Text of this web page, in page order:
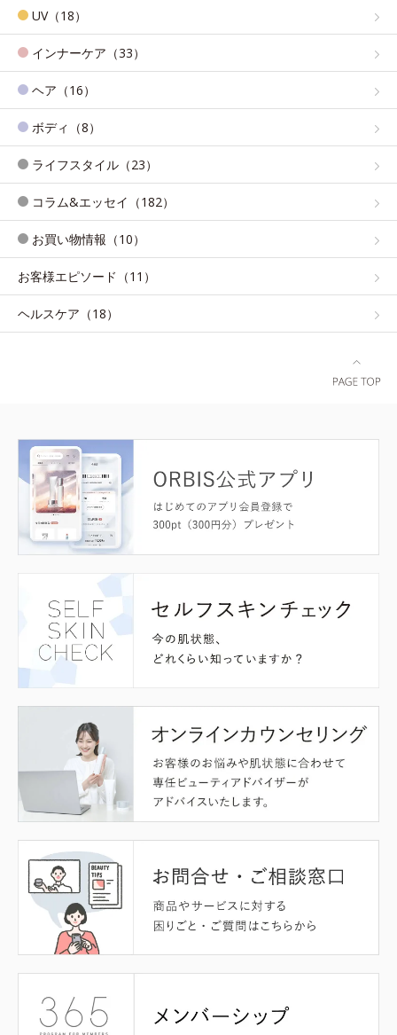
UV（18）
インナーケア（33）
ヘア（16）
ボディ（8）
ライフスタイル（23）
コラム&エッセイ（182）
お買い物情報（10）
お客様エピソード（11）
ヘルスケア（18）